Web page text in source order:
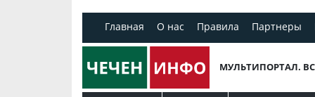
Главная О нас Правила Партнеры
МУЛЬТИПОРТАЛ.